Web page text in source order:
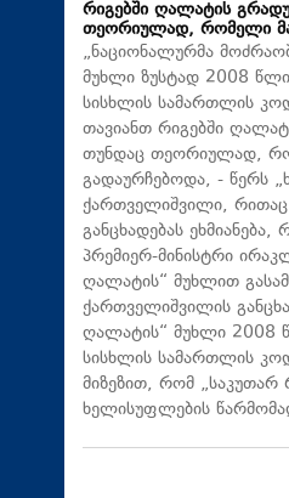
რიგებში ღალატის
თეორიულად, რომელი
„ნაციონალურმა
მუხლი ზუსტად 2008
სისხლის სამართლის
თავიანთ რიგებში
თუნდაც თეორიულად,
გადაურჩებოდა, - წერს
ქართველიშვილი,
განცხადებას
პრემიერ-მინისტრი
ღალატის“ მუხლით
ქართველიშვილის
ღალატის“ მუხლი 2008
სისხლის სამართლის
მიზეზით, რომ „საკუთარ
ხელისუფლების